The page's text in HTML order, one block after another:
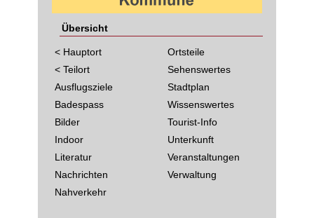
Übersicht
< Hauptort
< Teilort
Ausflugsziele
Badespass
Bilder
Indoor
Literatur
Nachrichten
Nahverkehr
Ortsteile
Sehenswertes
Stadtplan
Wissenswertes
Tourist-Info
Unterkunft
Veranstaltungen
Verwaltung